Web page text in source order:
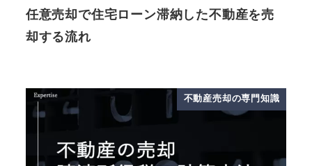
任意売却で住宅ローン滞納した不動産を売
却する流れ
不動産売却の専門知識